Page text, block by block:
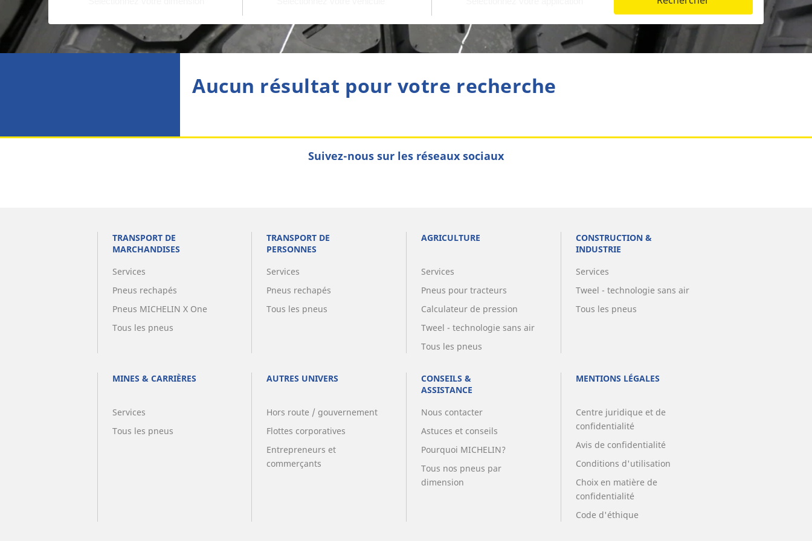
Aucun résultat pour votre recherche
Suivez-nous sur les réseaux sociaux
TRANSPORT DE
MARCHANDISES
Services
Pneus rechapés
Pneus MICHELIN X One
Tous les pneus
TRANSPORT DE
PERSONNES
Services
Pneus rechapés
Tous les pneus
AGRICULTURE
Services
Pneus pour tracteurs
Calculateur de pression
Tweel - technologie sans air
Tous les pneus
CONSTRUCTION &
INDUSTRIE
Services
Tweel - technologie sans air
Tous les pneus
MINES & CARRIÈRES
Services
Tous les pneus
AUTRES UNIVERS
Hors route / gouvernement
Flottes corporatives
Entrepreneurs et
commerçants
CONSEILS &
ASSISTANCE
Nous contacter
Astuces et conseils
Pourquoi MICHELIN?
Tous nos pneus par
dimension
MENTIONS LÉGALES
Centre juridique et de
confidentialité
Avis de confidentialité
Conditions d'utilisation
Choix en matière de
confidentialité
Code d'éthique